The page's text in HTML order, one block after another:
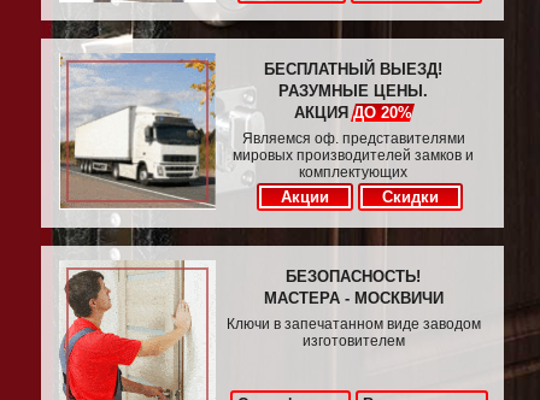
БЕСПЛАТНЫЙ ВЫЕЗД!
РАЗУМНЫЕ ЦЕНЫ.
АКЦИЯДО 20%
Являемся оф. представителями
мировых производителей замков и
комплектующих
Акции Скидки
БЕЗОПАСНОСТЬ!
МАСТЕРА - МОСКВИЧИ
Ключи в запечатанном виде заводом
изготовителем